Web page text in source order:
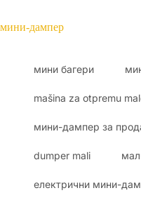
мини-дампер
мини багери
mašina za otpremu
мини-дампер за
dumper mali
електрични мини-